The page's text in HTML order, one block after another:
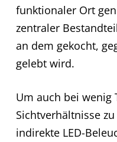
funktionaler Ort
zentraler
an dem gekocht,
gelebt wird.
Um auch bei wenig
Sichtverhältnisse
indirekte LED-